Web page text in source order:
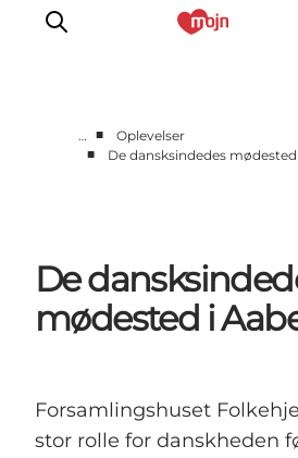
Overnatning
Planlæg din ferie
Booking
… ■
Oplevelser
■
De dansksindedes
De
mødested i
Forsamlingshuset
stor rolle for danskheden